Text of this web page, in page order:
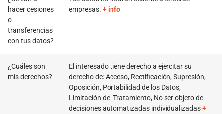
hacer cesiones
o
transferencias
con tus datos?
empresas. + info
¿Cuáles son
mis derechos?
El interesado tiene derecho a ejercitar su
derecho de: Acceso, Rectificación, Supresión,
Oposición, Portabilidad de los Datos,
Limitación del Tratamiento, No ser objeto de
decisiones automatizadas individualizadas+